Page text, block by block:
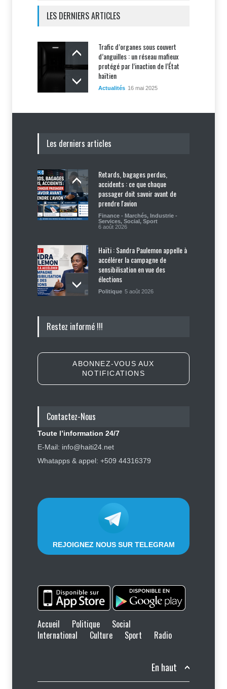
LES DERNIERS ARTICLES
Trafic d’organes sous couvert
d’anguilles : un réseau mafieux
protégé par l’inaction de l’État
haïtien
Actualités 16 mai 2025
Les derniers articles
Retards, bagages perdus,
accidents : ce que chaque
passager doit savoir avant de
prendre l'avion
Finance - Marchés, Industrie -
Services, Social, Sport
6 août 2026
Haïti : Sandra Paulemon appelle à
accélérer la campagne de
sensibilisation en vue des
élections
Politique 5 août 2026
gouvernement resserre son
Symbole d’échec politique, Youri
Haïti : les plaintes contre Sunrise
Airways se multiplient, des clients
Restez informé !!!
ABONNEZ-VOUS AUX
NOTIFICATIONS
Contactez-Nous
Toute l’information 24/7
E-Mail: info@haiti24.net
Whatapps & appel: +509 44316379
REJOIGNEZ NOUS SUR TELEGRAM
Accueil Politique
Social
International
Culture Sport Radio
En haut